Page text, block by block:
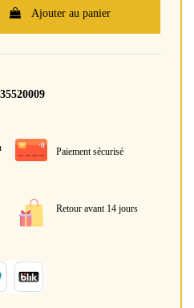
Ajouter au panier
Paiement sécurisé
Retour avant 14 jours